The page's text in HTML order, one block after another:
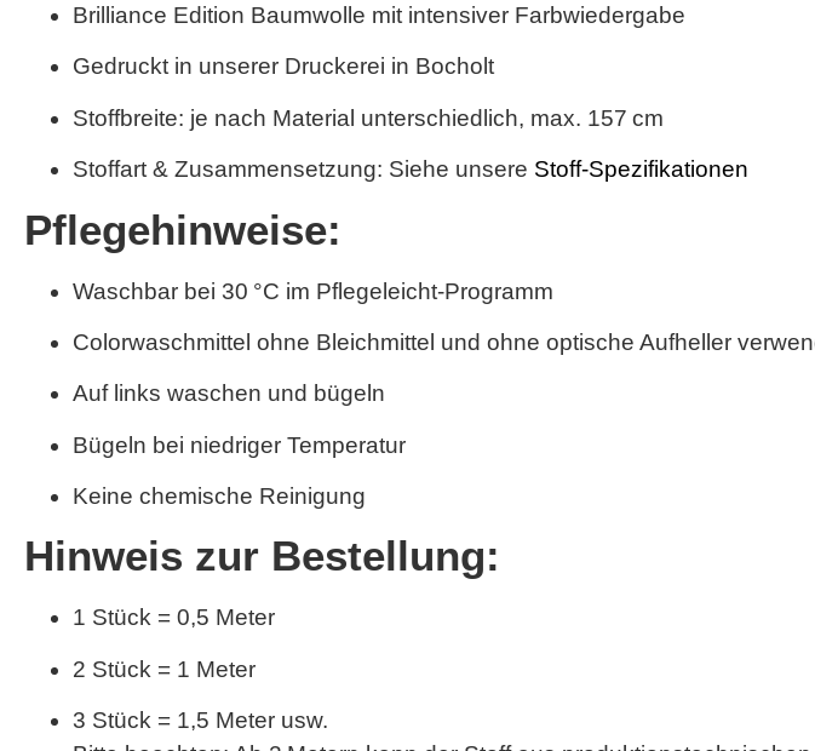
Brilliance Edition Baumwolle mit intensiver Farbwiedergabe
Gedruckt in unserer Druckerei in Bocholt
Stoffbreite: je nach Material unterschiedlich, max. 157 cm
Stoffart & Zusammensetzung: Siehe unsere Stoff-Spezifikationen
Pflegehinweise:
Waschbar bei 30 °C im Pflegeleicht-Programm
Colorwaschmittel ohne Bleichmittel und ohne optische Aufheller
Auf links waschen und bügeln
Bügeln bei niedriger Temperatur
Keine chemische Reinigung
Hinweis zur Bestellung:
1 Stück = 0,5 Meter
2 Stück = 1 Meter
3 Stück = 1,5 Meter usw.